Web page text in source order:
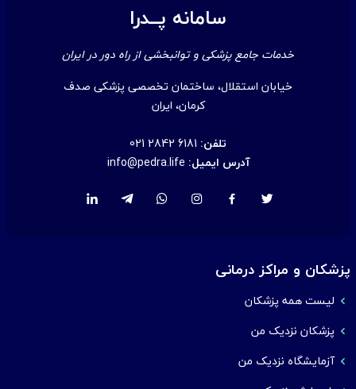
سامانه پــدرا
خدمات جامع پزشکی و توانبخشی از راه دور در ایران
خیابان استقلال، ساختمان تخصصی پزشکی صدف
کرمان، ایران
تلفن: 021 2842 6181
آدرس ایمیل: info@pedra.life
پزشکان و مراکز درمانی
لیست همه پزشکان
پزشکان نزدیک من
آزمایشگاه نزدیک من